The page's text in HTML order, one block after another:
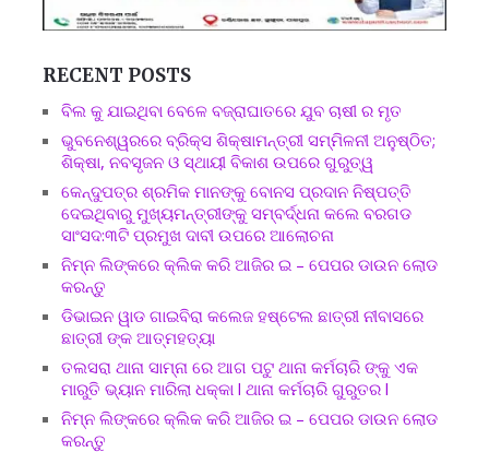
RECENT POSTS
ବିଲ କୁ ଯାଇଥିବା ବେଳେ ବଜ୍ରାଘାତରେ ଯୁବ ଚାଷୀ ର ମୃତ
ଭୁବନେଶ୍ୱରରେ ବ୍ରିକ୍ସ ଶିକ୍ଷାମନ୍ତ୍ରୀ ସମ୍ମିଳନୀ ଅନୁଷ୍ଠିତ;
ଶିକ୍ଷା, ନବସୃଜନ ଓ ସ୍ଥାୟୀ ବିକାଶ ଉପରେ ଗୁରୁତ୍ୱ
କେନ୍ଦୁପତ୍ର ଶ୍ରମିକ ମାନଙ୍କୁ ବୋନସ ପ୍ରଦାନ ନିଷ୍ପତ୍ତି
ଦେଇଥିବାରୁ ମୁଖ୍ୟମନ୍ତ୍ରୀଙ୍କୁ ସମ୍ବର୍ଦ୍ଧନା କଲେ ବରଗଡ
ସାଂସଦ:୩ଟି ପ୍ରମୁଖ ଦାବୀ ଉପରେ ଆଲୋଚନା
ନିମ୍ନ ଲିଙ୍କରେ କ୍ଲିକ କରି ଆଜିର ଇ – ପେପର ଡାଉନ ଲୋଡ
କରନ୍ତୁ
ଡିଭାଇନ ୱାଡ ଗାଇବିରା କଲେଜ ହଷ୍ଟେଲ ଛାତ୍ରୀ ନୀବାସରେ
ଛାତ୍ରୀ ଙ୍କ ଆତ୍ମହତ୍ୟା
ତଲସରା ଥାନା ସାମ୍ନା ରେ ଆଗ ପଟୁ ଥାନା କର୍ମଚାରି ଙ୍କୁ ଏକ
ମାରୁତି ଭ୍ୟାନ ମାରିଲା ଧକ୍କା l ଥାନା କର୍ମଚାରି ଗୁରୁତର l
ନିମ୍ନ ଲିଙ୍କରେ କ୍ଲିକ କରି ଆଜିର ଇ – ପେପର ଡାଉନ ଲୋଡ
କରନ୍ତୁ